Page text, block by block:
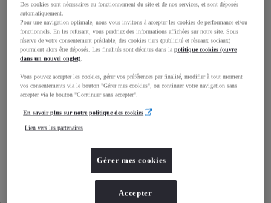
Consommation mixte
Consommation mixte 5,5L/100 km
Émissions CO2
128g/km
Performances
Vitesse maximale
Accélération 0-100km/h
Roues motrices avant
Boîte automatique
Des cookies sont nécessaires au fonctionnement du site et de nos services, et sont déposés
automatiquement.
Pour une navigation optimale, nous vous invitons à accepter les cookies de performance et/ou
fonctionnels. En les refusant, vous perdriez des informations affichées sur notre site. Sous
réserve de votre consentement préalable, des cookies tiers (publicité et réseaux sociaux)
pourraient alors être déposés. Les finalités sont décrites dans lapolitique cookies (ouvre
dans un nouvel onglet).
Vous pouvez accepter les cookies, gérer vos préférences par finalité, modifier à tout moment
vos consentements via le bouton "Gérer mes cookies", ou continuer votre navigation sans
accepter via le bouton "Continuer sans accepter".
En savoir plus sur notre politique des cookies
Lien vers les partenaires
Gérer mes cookies
Accepter